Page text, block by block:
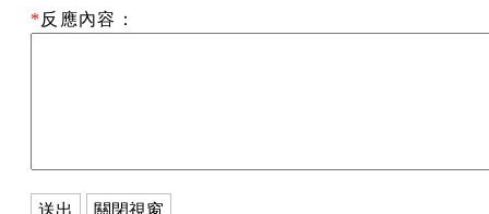
* 反應內容：